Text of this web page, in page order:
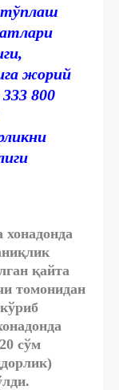
тўплаш
жорий
800
қайта
томонидан
сўм